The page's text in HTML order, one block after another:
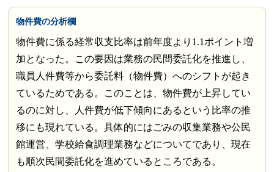
物件費の分析欄
物件費に係る経常収支比率は前年度より1.1ポイント増
加となった。この要因は業務の民間委託化を推進し、
職員人件費等から委託料（物件費）へのシフトが起き
ているためである。このことは、物件費が上昇してい
るのに対し、人件費が低下傾向にあるという比率の推
移にも現れている。具体的にはごみの収集業務や公民
館運営、学校給食調理業務などについてであり、現在
も順次民間委託化を進めているところである。